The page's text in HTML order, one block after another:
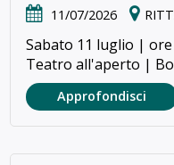
11/07/2026
Sabato 11 luglio | ore
Teatro all'aperto |
Approfondisci